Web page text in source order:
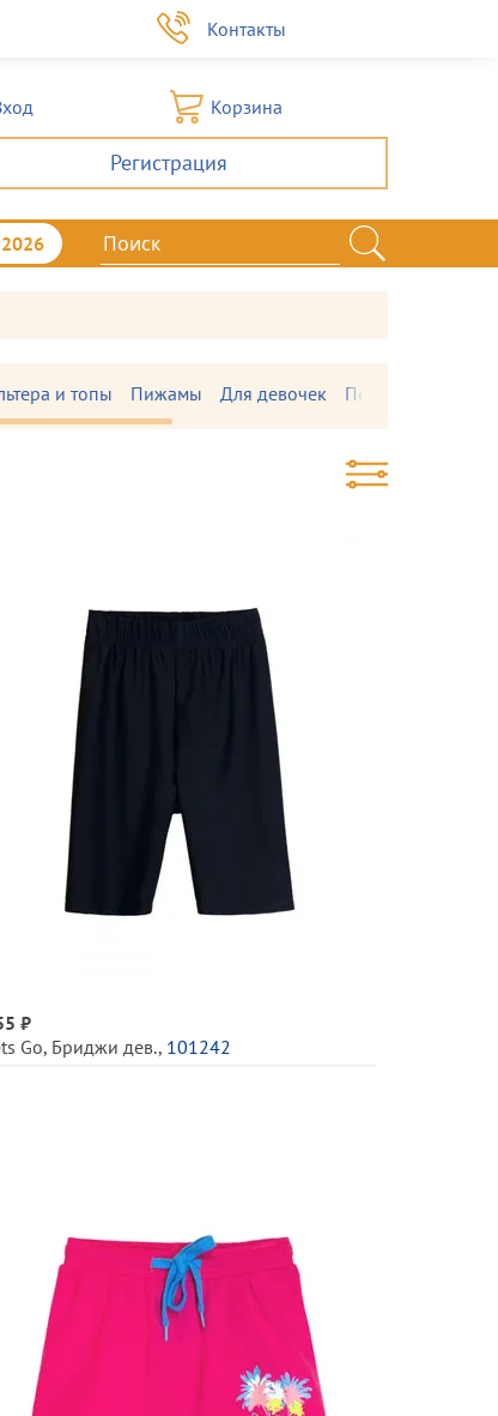
Контакты
Корзина
Регистрация
и топы Пижамы Для девочек Перчатки и
₽
Go, Бриджи дев., 101242